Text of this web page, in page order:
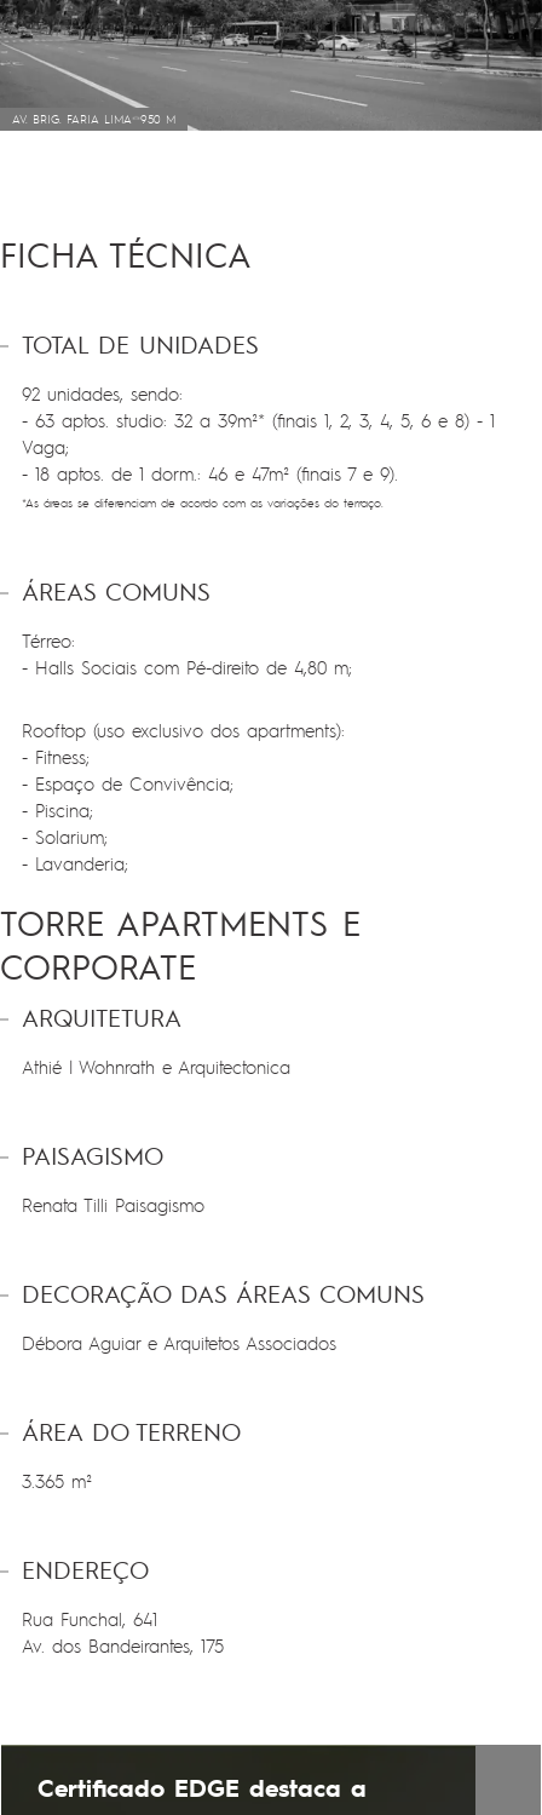
AV. BRIG. FARIA LIMA 950 M
FICHA TÉCNICA
TOTAL DE UNIDADES
92 unidades, sendo:
- 63 aptos. studio: 32 a 39m²* (finais 1, 2, 3, 4, 5, 6 e 8) - 1
Vaga;
- 18 aptos. de 1 dorm.: 46 e 47m² (finais 7 e 9).
*As áreas se diferenciam de acordo com as variações do terraço.
ÁREAS COMUNS
Térreo:
- Halls Sociais com Pé-direito de 4,80 m;
Rooftop (uso exclusivo dos apartments):
- Fitness;
- Espaço de Convivência;
- Piscina;
- Solarium;
- Lavanderia;
TORRE APARTMENTS E
CORPORATE
ARQUITETURA
Athié | Wohnrath e Arquitectonica
PAISAGISMO
Renata Tilli Paisagismo
DECORAÇÃO DAS ÁREAS COMUNS
Débora Aguiar e Arquitetos Associados
ÁREA DO TERRENO
3.365 m²
ENDEREÇO
Rua Funchal, 641
Av. dos Bandeirantes, 175
Certificado EDGE destaca a